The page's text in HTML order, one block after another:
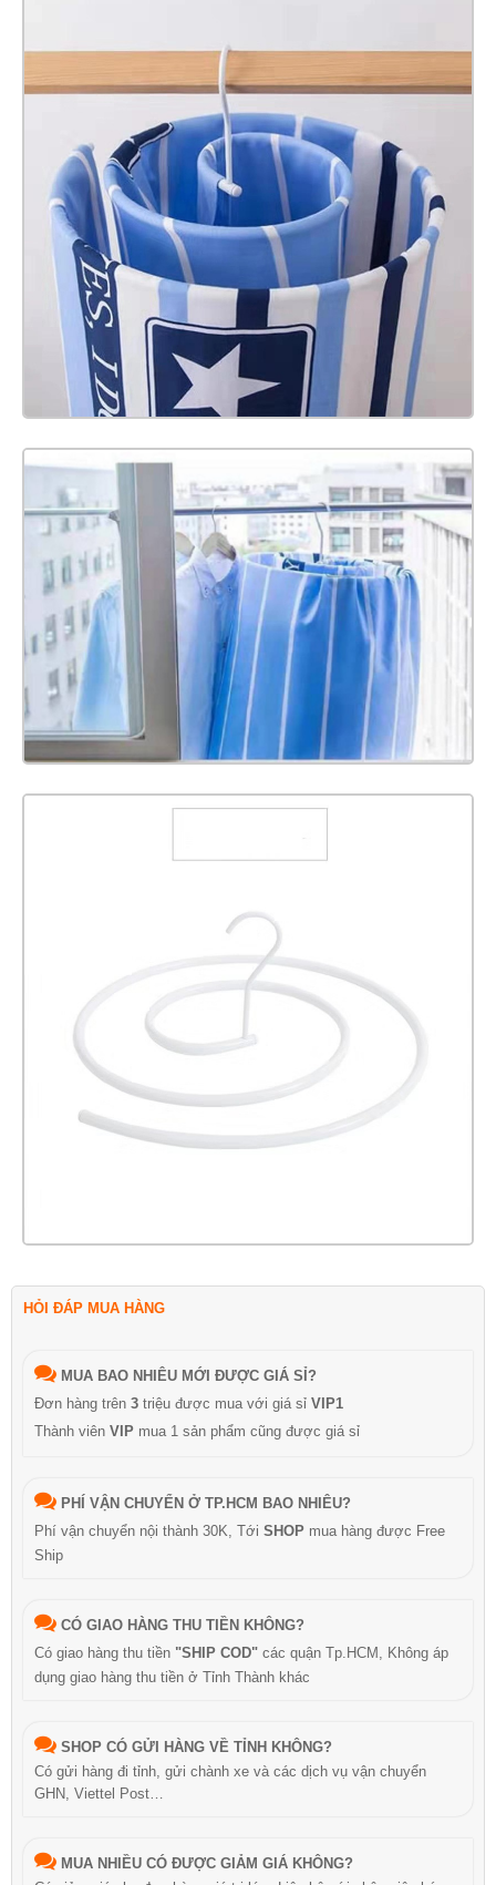
HỎI ĐÁP MUA HÀNG
MUA BAO NHIÊU MỚI ĐƯỢC GIÁ SỈ?
Đơn hàng trên 3 triệu được mua với giá sỉ VIP1
Thành viên VIP mua 1 sản phẩm cũng được giá sỉ
PHÍ VẬN CHUYỂN Ở TP.HCM BAO NHIÊU?
Phí vận chuyển nội thành 30K, Tới SHOP mua hàng được Free
Ship
CÓ GIAO HÀNG THU TIỀN KHÔNG?
Có giao hàng thu tiền "SHIP COD" các quận Tp.HCM, Không áp
dụng giao hàng thu tiền ở Tỉnh Thành khác
SHOP CÓ GỬI HÀNG VỀ TỈNH KHÔNG?
Có gửi hàng đi tỉnh, gửi chành xe và các dịch vụ vận chuyển
GHN, Viettel Post…
MUA NHIỀU CÓ ĐƯỢC GIẢM GIÁ KHÔNG?